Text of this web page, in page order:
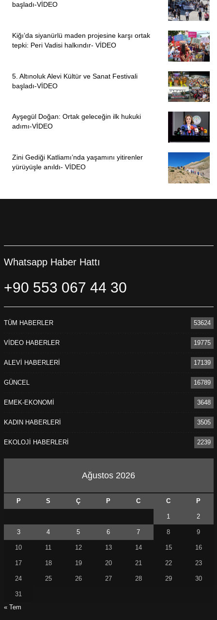
başladı-VİDEO
Kiğı’da siyanürlü maden projesine karşı ortak
tepki: Peri Vadisi halkındır- VİDEO
5. Altınoluk Alevi Kültür ve Sanat Festivali
başladı-VİDEO
Ayşegül Doğan: Ortak geleceğin ilk hukuki
adımı-VİDEO
Zini Gediği Katliamı’nda yaşamını yitirenler
yürüyüşle anıldı- VİDEO
Whatsapp Haber Hattı
+90 553 067 44 30
TÜM HABERLER 53624
VİDEO HABERLER 19775
ALEVİ HABERLERİ 17139
GÜNCEL 16789
EMEK-EKONOMİ 3648
KADIN HABERLERİ 3505
EKOLOJİ HABERLERİ 2239
Ağustos 2026
P S Ç P C C P
1 2
3 4 5 6 7 8 9
10 11 12 13 14 15 16
17 18 19 20 21 22 23
24 25 26 27 28 29 30
31
« Tem